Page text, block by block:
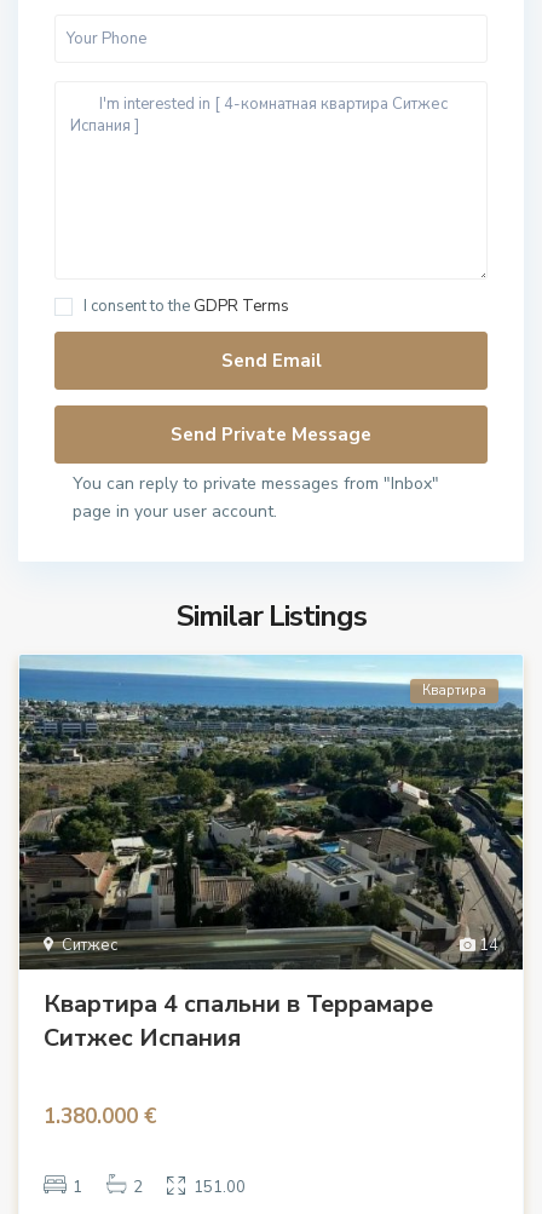
I consent to the GDPR Terms
You can reply to private messages from "Inbox"
page in your user account.
Similar Listings
14
Ситжес
Квартира
Квартира 4 спальни в Террамаре
Ситжес Испания
1.380.000 €
1 2 151.00